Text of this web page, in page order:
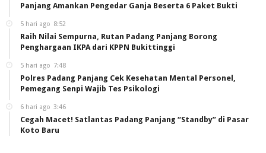
Panjang Amankan Pengedar Ganja Beserta 6 Paket Bukti
5 hari ago 8:52
Raih Nilai Sempurna, Rutan Padang Panjang Borong
Penghargaan IKPA dari KPPN Bukittinggi
5 hari ago 7:48
Polres Padang Panjang Cek Kesehatan Mental Personel,
Pemegang Senpi Wajib Tes Psikologi
6 hari ago 3:46
Cegah Macet! Satlantas Padang Panjang “Standby” di Pasar
Koto Baru